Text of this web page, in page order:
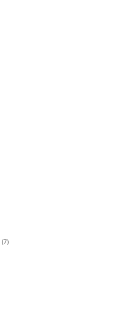
(7)